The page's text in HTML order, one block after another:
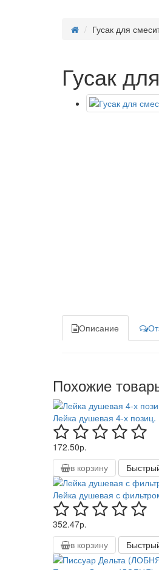
Гусак для
Гусак
Описание
Похожие
Лейка душевая 4-х позиц.
172.50р.
в корзину
Лейка душевая с
352.47р.
в корзину